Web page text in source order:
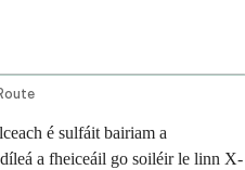
é sulfáit bairiam a
a fheiceáil go soiléir le linn X-